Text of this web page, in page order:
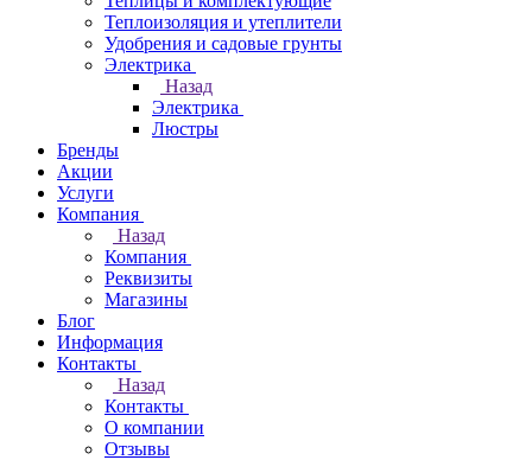
Теплоизоляция и утеплители
Удобрения и садовые грунты
Электрика
Назад
Электрика
Люстры
Бренды
Акции
Услуги
Компания
Назад
Компания
Реквизиты
Магазины
Блог
Информация
Контакты
Назад
Контакты
О компании
Отзывы